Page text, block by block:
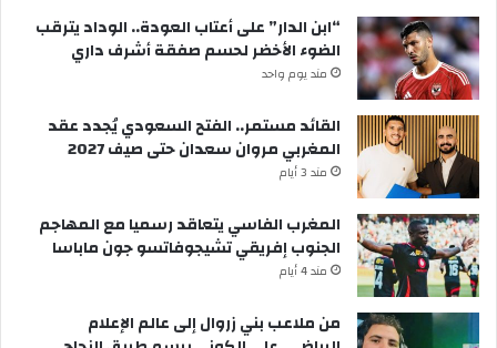
“ابن الدار” على أعتاب العودة.. الوداد يترقب
الضوء الأخضر لحسم صفقة أشرف داري
مند يوم واحد
القائد مستمر.. الفتح السعودي يُجدد عقد
المغربي مروان سعدان حتى صيف 2027
مند 3 أيام
المغرب الفاسي يتعاقد رسميا مع المهاجم
الجنوب إفريقي تشيجوفاتسو جون ماباسا
مند 4 أيام
من ملاعب بني زروال إلى عالم الإعلام